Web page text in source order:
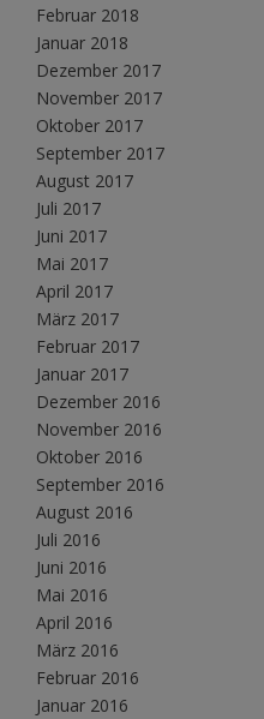
Februar 2018
Januar 2018
Dezember 2017
November 2017
Oktober 2017
September 2017
August 2017
Juli 2017
Juni 2017
Mai 2017
April 2017
März 2017
Februar 2017
Januar 2017
Dezember 2016
November 2016
Oktober 2016
September 2016
August 2016
Juli 2016
Juni 2016
Mai 2016
April 2016
März 2016
Februar 2016
Januar 2016